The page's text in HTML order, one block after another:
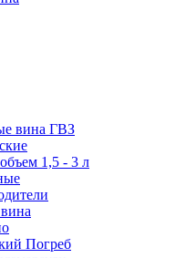
вина ГВЗ
1,5 - 3 л
Погреб